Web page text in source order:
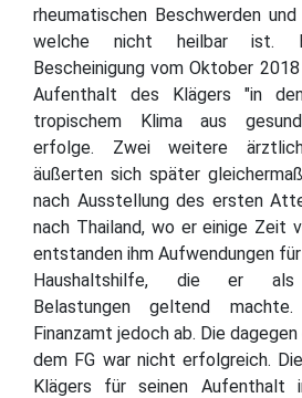
rheumatischen Beschwerden
welche nicht heilbar ist.
Bescheinigung vom Oktober
Aufenthalt des Klägers "in
tropischem Klima aus
erfolge. Zwei weitere
äußerten sich später
nach Ausstellung des ersten
nach Thailand, wo er einige Zeit
entstanden ihm Aufwendungen
Haushaltshilfe, die er als
Belastungen geltend
Finanzamt jedoch ab. Die
dem FG war nicht erfolgreich.
Klägers für seinen Aufenthalt